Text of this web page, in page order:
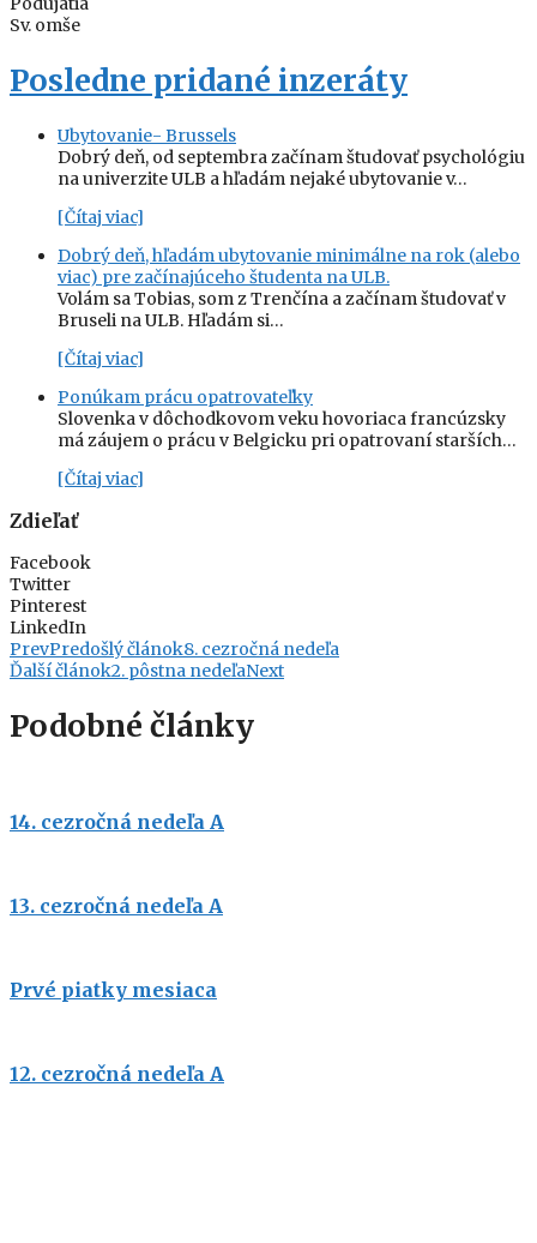
Sv. omše
Posledne pridané inzeráty
Ubytovanie- Brussels
Dobrý deň, od septembra začínam študovať psychológiu
na univerzite ULB a hľadám nejaké ubytovanie v…
[Čítaj viac]
Dobrý deň, hľadám ubytovanie minimálne na rok (alebo
viac) pre začínajúceho študenta na ULB.
Volám sa Tobias, som z Trenčína a začínam študovať v
Bruseli na ULB. Hľadám si…
[Čítaj viac]
Ponúkam prácu opatrovateľky
Slovenka v dôchodkovom veku hovoriaca francúzsky
má záujem o prácu v Belgicku pri opatrovaní starších…
[Čítaj viac]
Zdieľať
Facebook
Twitter
Pinterest
LinkedIn
PrevPredošlý článok8. cezročná nedeľa
Ďalší článok2. pôstna nedeľaNext
Podobné články
14. cezročná nedeľa A
13. cezročná nedeľa A
Prvé piatky mesiaca
12. cezročná nedeľa A